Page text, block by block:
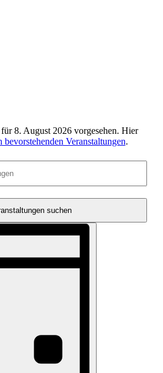
8. August 2026 vorgesehen. Hier
bevorstehenden Veranstaltungen.
suchen